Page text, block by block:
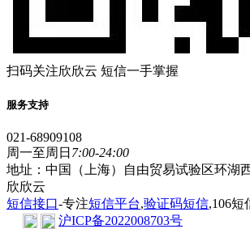
扫码关注欣欣云 短信一手掌握
服务支持
021-68909108
周一至周日 7:00-24:00
地址：中国（上海）自由贸易试验区环湖
欣欣云
短信接口-专注短信平台,验证码短信,106短
沪ICP备2022008703号